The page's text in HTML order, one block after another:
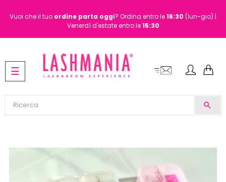
Vuoi che il tuo ordine parta oggi? Ordina entro le16:30 (lun-gio) |
Venerdì d'estate entro le15:30
search
navigazione
Toggle
☰